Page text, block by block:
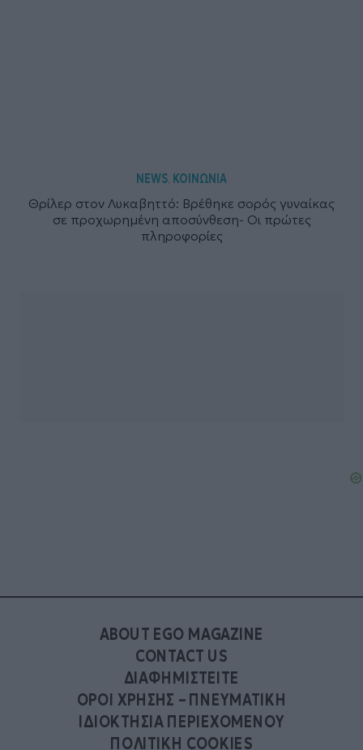
NEWS, ΚΟΙΝΩΝΙΑ
Θρίλερ στον Λυκαβηττό: Βρέθηκε σορός γυναίκας
σε προχωρημένη αποσύνθεση- Οι πρώτες
πληροφορίες
ABOUT EGO MAGAZINE
CONTACT US
ΔΙΑΦΗΜΙΣΤΕΙΤΕ
ΟΡΟΙ ΧΡΗΣΗΣ – ΠΝΕΥΜΑΤΙΚΗ
ΙΔΙΟΚΤΗΣΙΑ ΠΕΡΙΕΧΟΜΕΝΟΥ
ΠΟΛΙΤΙΚΗ COOKIES